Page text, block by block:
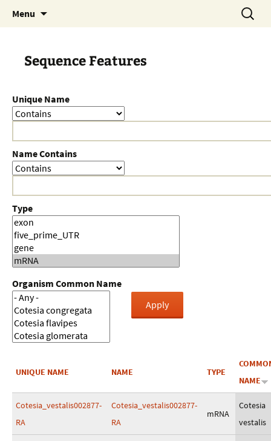
Menu
Search
for:
Sequence Features
Unique Name
Name Contains
Type
Organism Common Name
UNIQUE NAME NAME TYPE
NAME
Cotesia_vestalis002877-
RA
Cotesia_vestalis002877-
RA
mRNA
Cotesia
vestalis